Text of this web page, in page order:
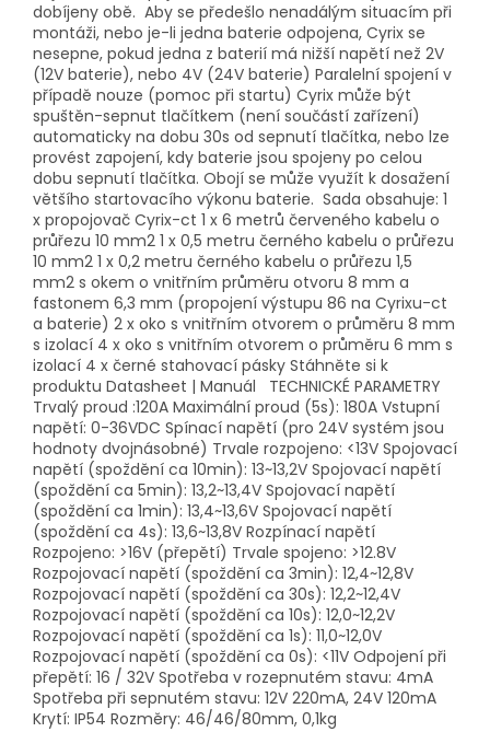
dobíjeny obě. Aby se předešlo nenadálým situacím při
montáži, nebo je-li jedna baterie odpojena, Cyrix se
nesepne, pokud jedna z baterií má nižší napětí než 2V
(12V baterie), nebo 4V (24V baterie) Paralelní spojení v
případě nouze (pomoc při startu) Cyrix může být
spuštěn-sepnut tlačítkem (není součástí zařízení)
automaticky na dobu 30s od sepnutí tlačítka, nebo lze
provést zapojení, kdy baterie jsou spojeny po celou
dobu sepnutí tlačítka. Obojí se může využít k dosažení
většího startovacího výkonu baterie. Sada obsahuje: 1
x propojovač Cyrix-ct 1 x 6 metrů červeného kabelu o
průřezu 10 mm2 1 x 0,5 metru černého kabelu o průřezu
10 mm2 1 x 0,2 metru černého kabelu o průřezu 1,5
mm2 s okem o vnitřním průměru otvoru 8 mm a
fastonem 6,3 mm (propojení výstupu 86 na Cyrixu-ct
a baterie) 2 x oko s vnitřním otvorem o průměru 8 mm
s izolací 4 x oko s vnitřním otvorem o průměru 6 mm s
izolací 4 x černé stahovací pásky Stáhněte si k
produktu Datasheet | Manuál TECHNICKÉ PARAMETRY
Trvalý proud :120A Maximální proud (5s): 180A Vstupní
napětí: 0-36VDC Spínací napětí (pro 24V systém jsou
hodnoty dvojnásobné) Trvale rozpojeno: <13V Spojovací
napětí (spoždění ca 10min): 13~13,2V Spojovací napětí
(spoždění ca 5min): 13,2~13,4V Spojovací napětí
(spoždění ca 1min): 13,4~13,6V Spojovací napětí
(spoždění ca 4s): 13,6~13,8V Rozpínací napětí
Rozpojeno: >16V (přepětí) Trvale spojeno: >12.8V
Rozpojovací napětí (spoždění ca 3min): 12,4~12,8V
Rozpojovací napětí (spoždění ca 30s): 12,2~12,4V
Rozpojovací napětí (spoždění ca 10s): 12,0~12,2V
Rozpojovací napětí (spoždění ca 1s): 11,0~12,0V
Rozpojovací napětí (spoždění ca 0s): <11V Odpojení při
přepětí: 16 / 32V Spotřeba v rozepnutém stavu: 4mA
Spotřeba při sepnutém stavu: 12V 220mA, 24V 120mA
Krytí: IP54 Rozměry: 46/46/80mm, 0,1kg